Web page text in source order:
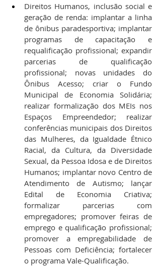
Direitos Humanos, inclusão social e
geração de renda: implantar a linha
de ônibus paradesportiva; implantar
programas de capacitação e
requalificação profissional; expandir
parcerias de qualificação
profissional; novas unidades do
Ônibus Acesso; criar o Fundo
Municipal de Economia Solidária;
realizar formalização dos MEIs nos
Espaços Empreendedor; realizar
conferências municipais dos Direitos
das Mulheres, da Igualdade Étnico
Racial, da Cultura, da Diversidade
Sexual, da Pessoa Idosa e de Direitos
Humanos; implantar novo Centro de
Atendimento de Autismo; lançar
Edital de Economia Criativa;
formalizar parcerias com
empregadores; promover feiras de
emprego e qualificação profissional;
promover a empregabilidade de
Pessoas com Deficiência; fortalecer
o programa Vale-Qualificação.